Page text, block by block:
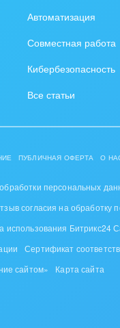
Автоматизация
Совместная работа
Кибербезопасность
Все статьи
ПУБЛИЧНАЯ ОФЕРТА О
персональных
согласия на обработку
использования Битрикс24
Сертификат
сайтом»
Карта сайта